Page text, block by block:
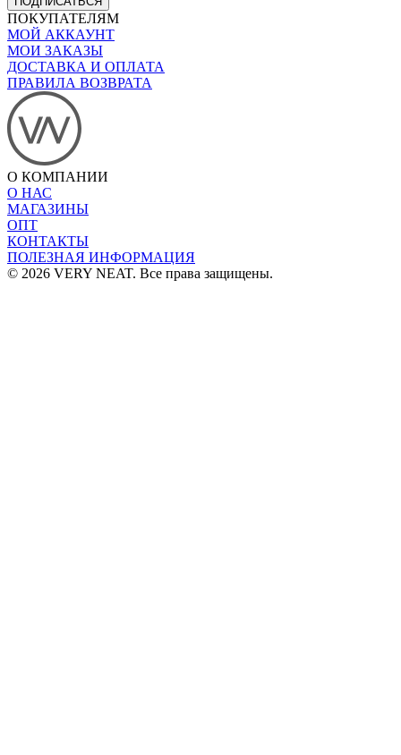
ПОКУПАТЕЛЯМ
МОЙ АККАУНТ
МОИ ЗАКАЗЫ
ДОСТАВКА И ОПЛАТА
ПРАВИЛА ВОЗВРАТА
О КОМПАНИИ
О НАС
МАГАЗИНЫ
ОПТ
КОНТАКТЫ
ПОЛЕЗНАЯ ИНФОРМАЦИЯ
© 2026 VERY NEAT. Все права защищены.